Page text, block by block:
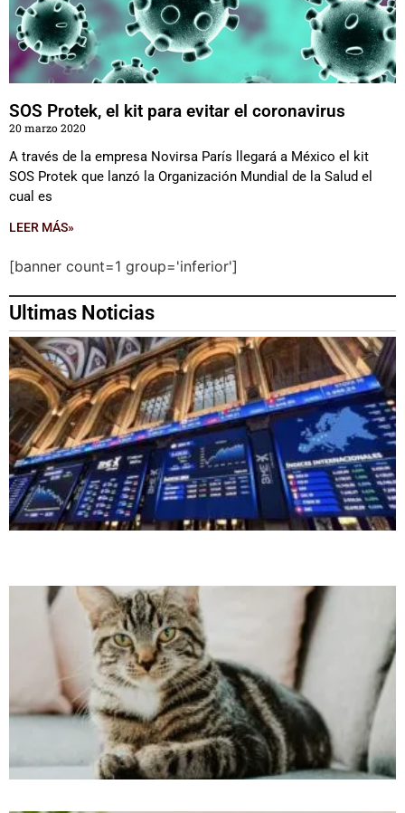
SOS Protek, el kit para evitar el coronavirus
20 marzo 2020
A través de la empresa Novirsa París llegará a México el kit
SOS Protek que lanzó la Organización Mundial de la Salud el
cual es
LEER MÁS»
[banner count=1 group='inferior']
Ultimas Noticias